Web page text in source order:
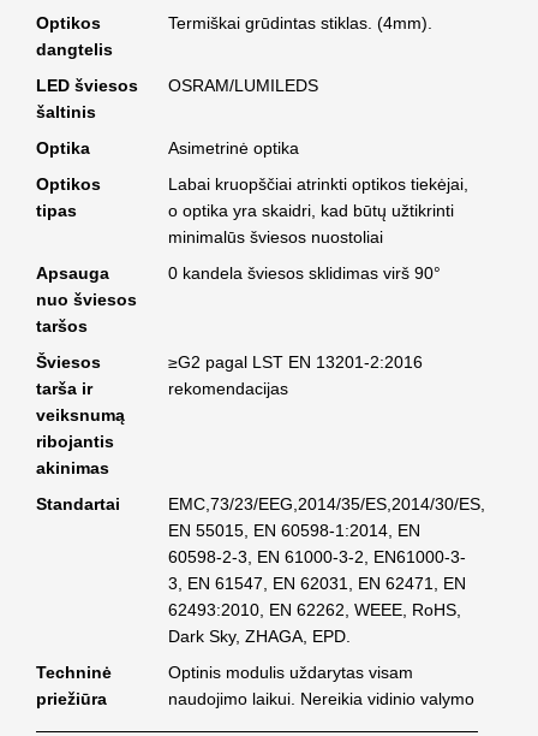
Optikos
dangtelis
Termiškai grūdintas stiklas. (4mm).
LED šviesos
šaltinis
OSRAM/LUMILEDS
Optika
Asimetrinė optika
Optikos
tipas
Labai kruopščiai atrinkti optikos tiekėjai,
o optika yra skaidri, kad būtų užtikrinti
minimalūs šviesos nuostoliai
Apsauga
nuo šviesos
taršos
0 kandela šviesos sklidimas virš 90°
Šviesos
tarša ir
veiksnumą
ribojantis
akinimas
≥G2 pagal LST EN 13201-2:2016
rekomendacijas
Standartai
EMC,73/23/EEG,2014/35/ES,2014/30/ES,
EN 55015, EN 60598-1:2014, EN
60598-2-3, EN 61000-3-2, EN61000-3-
3, EN 61547, EN 62031, EN 62471, EN
62493:2010, EN 62262, WEEE, RoHS,
Dark Sky, ZHAGA, EPD.
Techninė
priežiūra
Optinis modulis uždarytas visam
naudojimo laikui. Nereikia vidinio valymo